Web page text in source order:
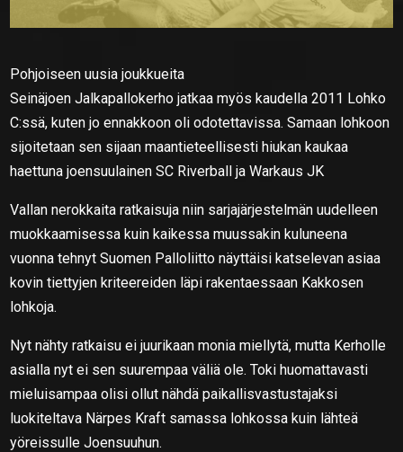
Pohjoiseen uusia joukkueita
Seinäjoen Jalkapallokerho jatkaa myös kaudella 2011 Lohko
C:ssä, kuten jo ennakkoon oli odotettavissa. Samaan lohkoon
sijoitetaan sen sijaan maantieteellisesti hiukan kaukaa
haettuna joensuulainen SC Riverball ja Warkaus JK
Vallan nerokkaita ratkaisuja niin sarjajärjestelmän uudelleen
muokkaamisessa kuin kaikessa muussakin kuluneena
vuonna tehnyt Suomen Palloliitto näyttäisi katselevan asiaa
kovin tiettyjen kriteereiden läpi rakentaessaan Kakkosen
lohkoja.
Nyt nähty ratkaisu ei juurikaan monia miellytä, mutta Kerholle
asialla nyt ei sen suurempaa väliä ole. Toki huomattavasti
mieluisampaa olisi ollut nähdä paikallisvastustajaksi
luokiteltava Närpes Kraft samassa lohkossa kuin lähteä
yöreissulle Joensuuhun.